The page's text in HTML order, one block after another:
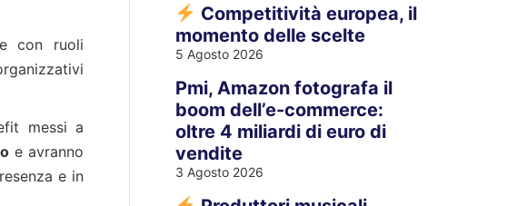
con ruoli
messi a
e avranno
e in
Competitività europea, il
momento delle scelte
5 Agosto 2026
Pmi, Amazon fotografa il
boom dell’e-commerce:
oltre 4 miliardi di euro di
vendite
3 Agosto 2026